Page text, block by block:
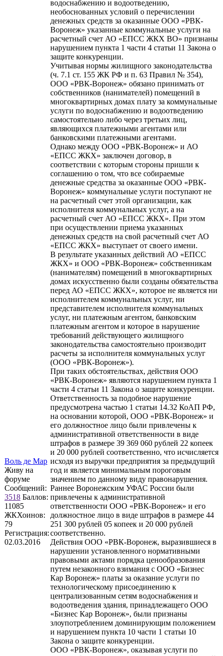
Воль де Мар
Живу на
форуме
Сообщений:
3518 Баллов:
11085
ЖКХоинов:
79
Регистрация:
02.03.2016
водоснабжению и водоотведению,
необоснованных условий о перечислении
денежных средств за оказанные ООО «РВК-
Воронеж» указанные коммунальные услуги на
расчетный счет АО «ЕПСС ЖКХ ВО» признаны
нарушением пункта 1 части 4 статьи 11 Закона о
защите конкуренции.
Учитывая нормы жилищного законодательства
(ч. 7.1 ст. 155 ЖК РФ и п. 63 Правил № 354),
ООО «РВК-Воронеж» обязано принимать от
собственников (нанимателей) помещений в
многоквартирных домах плату за коммунальные
услуги по водоснабжению и водоотведению
самостоятельно либо через третьих лиц,
являющихся платежными агентами или
банковскими платежными агентами.
Однако между ООО «РВК-Воронеж» и АО
«ЕПСС ЖКХ» заключен договор, в
соответствии с которым стороны пришли к
соглашению о том, что все собираемые
денежные средства за оказанные ООО «РВК-
Воронеж» коммунальные услуги поступают не
на расчетный счет этой организации, как
исполнителя коммунальных услуг, а на
расчетный счет АО «ЕПСС ЖКХ». При этом
при осуществлении приема указанных
денежных средств на свой расчетный счет АО
«ЕПСС ЖКХ» выступает от своего имени.
В результате указанных действий АО «ЕПСС
ЖКХ» и ООО «РВК-Воронеж» собственникам
(нанимателям) помещений в многоквартирных
домах искусственно были созданы обязательства
перед АО «ЕПСС ЖКХ», которое не является ни
исполнителем коммунальных услуг, ни
представителем исполнителя коммунальных
услуг, ни платежным агентом, банковским
платежным агентом и которое в нарушение
требований действующего жилищного
законодательства самостоятельно производит
расчеты за исполнителя коммунальных услуг
(ООО «РВК-Воронеж»).
При таких обстоятельствах, действия ООО
«РВК-Воронеж» являются нарушением пункта 1
части 4 статьи 11 Закона о защите конкуренции.
Ответственность за подобное нарушение
предусмотрена частью 1 статьи 14.32 КоАП РФ,
на основании которой, ООО «РВК-Воронеж» и
его должностное лицо были привлечены к
административной ответственности в виде
штрафов в размере 39 369 060 рублей 22 копеек
и 20 000 рублей соответственно, что исчисляется
исходя из выручки предприятия за предыдущий
год и является минимальным пороговым
значением по данному виду правонарушения.
Раннее Воронежским УФАС России были
привлечены к административной
ответственности ООО «РВК-Воронеж» и его
должностное лицо в виде штрафов в размере 44
251 300 рублей 05 копеек и 20 000 рублей
соответственно.
Действия ООО «РВК-Воронеж, выразившиеся в
нарушении установленного нормативными
правовыми актами порядка ценообразования
путем незаконного взимания с ООО «Бизнес
Кар Воронеж» платы за оказание услуги по
технологическому присоединению к
централизованным сетям водоснабжения и
водоотведения здания, принадлежащего ООО
«Бизнес Кар Воронеж», были признаны
злоупотреблением доминирующим положением
и нарушением пункта 10 части 1 статьи 10
Закона о защите конкуренции.
ООО «РВК-Воронеж», оказывая услуги по